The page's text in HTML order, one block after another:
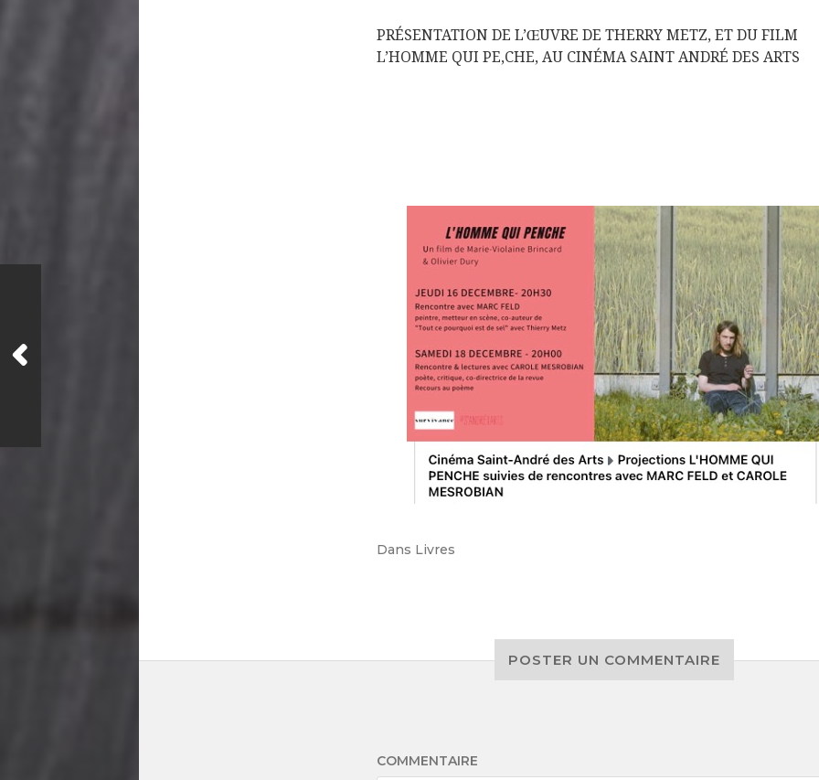
PRÉSENTATION DE L’ŒUVRE DE THERRY METZ, ET DU FILM
L’HOMME QUI PE,CHE, AU CINÉMA SAINT ANDRÉ DES ARTS
Dans Livres
POSTER UN COMMENTAIRE
COMMENTAIRE